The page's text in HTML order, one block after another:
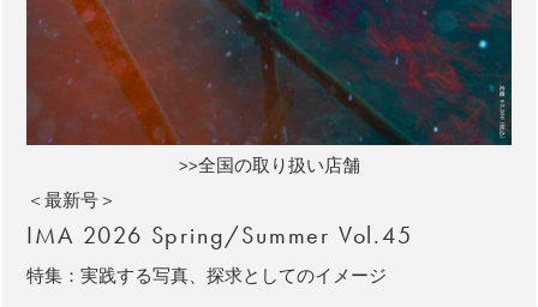
>>全国の取り扱い店舗
＜最新号＞
IMA 2026 Spring/Summer Vol.45
特集：実践する写真、探求としてのイメージ